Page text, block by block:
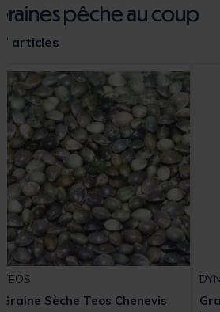
Graines pêche au coup
17 articles
TEOS
Graine Sèche Teos Chenevis